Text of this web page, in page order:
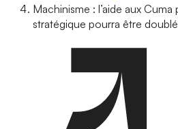
Machinisme : l’aide aux
stratégique pourra être